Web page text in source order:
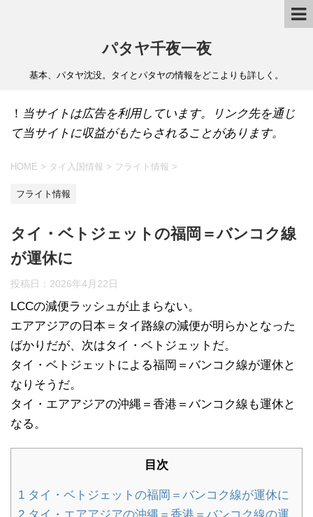
パタヤ千夜一夜
基本、パタヤ沈没。タイとパタヤの情報をどこよりも詳しく。
！ 当サイトは広告を利用しています。リンク先を通じ
て当サイトに収益がもたらされることがあります。
HOME > タイ入国情報 > フライト情報 >
フライト情報
タイ・ベトジェットの福岡＝バンコク線
が運休に
投稿日： 2026年4月22日
LCCの減便ラッシュが止まらない。
エアアジアの日本＝タイ路線の減便が明らかとなった
ばかりだが、次はタイ・ベトジェットだ。
タイ・ベトジェットによる福岡＝バンコク線が運休と
なりそうだ。
タイ・エアアジアの沖縄＝香港＝バンコク線も運休と
なる。
目次
1 タイ・ベトジェットの福岡＝バンコク線が運休に